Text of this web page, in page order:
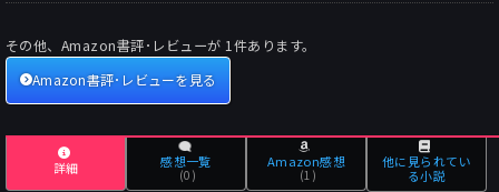
その他、Amazon書評･レビューが1件あります。
Amazon書評･レビューを見る
詳細 感想一覧
(0)
Amazon感想
(1)
他に見られてい
る小説